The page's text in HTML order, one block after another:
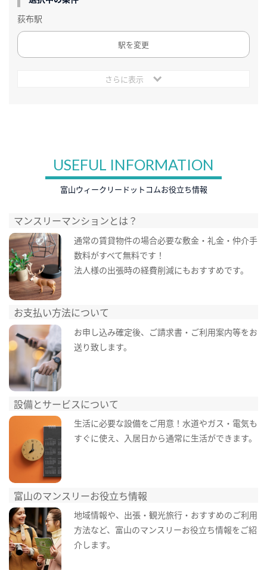
荻布駅
駅を変更
さらに表示
USEFUL INFORMATION
富山ウィークリードットコムお役立ち情報
マンスリーマンションとは？
通常の賃貸物件の場合必要な敷金・礼金・仲介手
数料がすべて無料です！
法人様の出張時の経費削減にもおすすめです。
お支払い方法について
お申し込み確定後、ご請求書・ご利用案内等をお
送り致します。
設備とサービスについて
生活に必要な設備をご用意！水道やガス・電気も
すぐに使え、入居日から通常に生活ができます。
富山のマンスリーお役立ち情報
地域情報や、出張・観光旅行・おすすめのご利用
方法など、富山のマンスリーお役立ち情報をご紹
介します。